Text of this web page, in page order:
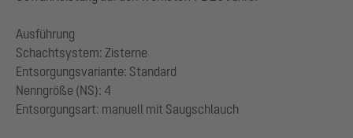
Ausführung
Schachtsystem: Zisterne
Entsorgungsvariante: Standard
Nenngröße (NS): 4
Entsorgungsart: manuell mit Saugschlauch